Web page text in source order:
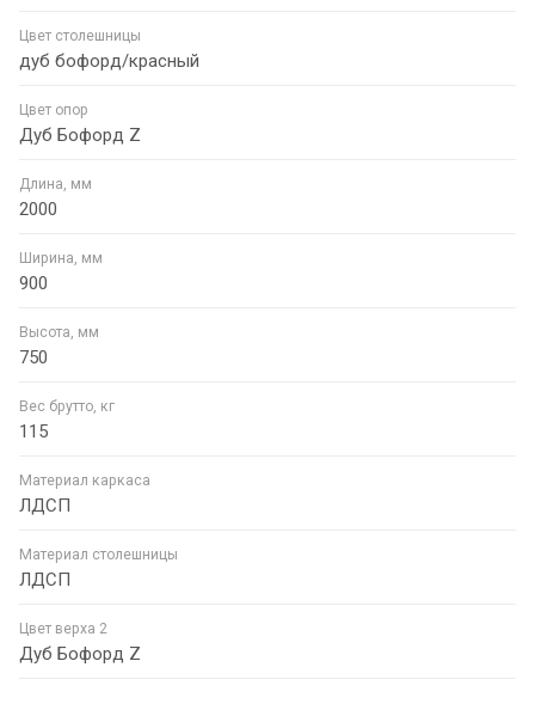
Цвет столешницы
дуб бофорд/красный
Цвет опор
Дуб Бофорд Z
Длина, мм
2000
Ширина, мм
900
Высота, мм
750
Вес брутто, кг
115
Материал каркаса
ЛДСП
Материал столешницы
ЛДСП
Цвет верха 2
Дуб Бофорд Z